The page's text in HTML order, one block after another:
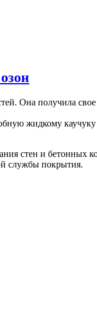
Она получила
жидкому
стен и бетонных
службы покрытия.